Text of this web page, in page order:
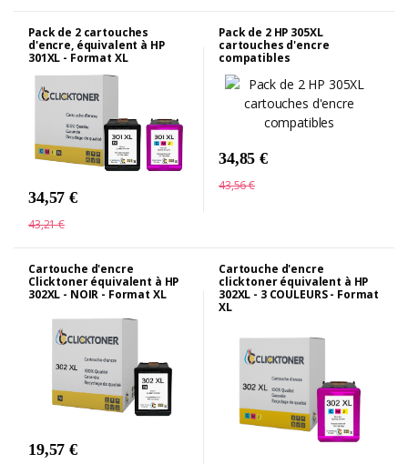
Pack de 2 cartouches
d'encre, équivalent à HP
301XL - Format XL
34,57 €
43,21 €
Pack de 2 HP 305XL
cartouches d'encre
compatibles
34,85 €
43,56 €
Cartouche d'encre
Clicktoner équivalent à HP
302XL - NOIR - Format XL
19,57 €
Cartouche d'encre
clicktoner équivalent à HP
302XL - 3 COULEURS - Format
XL